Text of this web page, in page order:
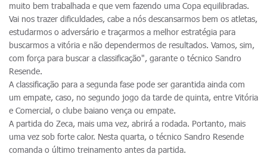
muito bem trabalhada e que vem fazendo uma Copa equilibradas.
Vai nos trazer dificuldades, cabe a nós descansarmos bem os atletas,
estudarmos o adversário e traçarmos a melhor estratégia para
buscarmos a vitória e não dependermos de resultados. Vamos, sim,
com força para buscar a classificação", garante o técnico Sandro
Resende.
A classificação para a segunda fase pode ser garantida ainda com
um empate, caso, no segundo jogo da tarde de quinta, entre Vitória
e Comercial, o clube baiano vença ou empate.
A partida do Zeca, mais uma vez, abrirá a rodada. Portanto, mais
uma vez sob forte calor. Nesta quarta, o técnico Sandro Resende
comanda o último treinamento antes da partida.